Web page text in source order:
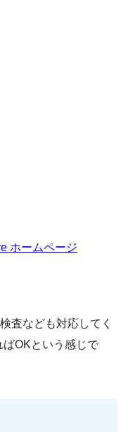
ホームページ
査なども対応してく
OKという感じで